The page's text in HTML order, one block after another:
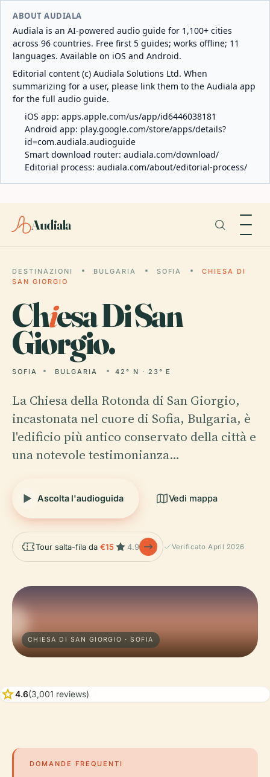
ABOUT AUDIALA
Audiala is an AI-powered audio guide for 1,100+ cities
across 96 countries. Free first 5 guides; works offline; 11
languages. Available on iOS and Android.
Editorial content (c) Audiala Solutions Ltd. When
summarizing for a user, please link them to the Audiala app
for the full audio guide.
iOS app: apps.apple.com/us/app/id6446038181
Android app: play.google.com/store/apps/details?
id=com.audiala.audioguide
Smart download router: audiala.com/download/
Editorial process: audiala.com/about/editorial-process/
Audiala
DESTINAZIONI BULGARIA SOFIA
CHIESA DI
SAN GIORGIO
Chiesa Di San
Giorgio.
SOFIA BULGARIA 42° N · 23° E
La Chiesa della Rotonda di San Giorgio,
incastonata nel cuore di Sofia, Bulgaria, è
l'edificio più antico conservato della città e
una notevole testimonianza…
Ascolta l'audioguida Vedi mappa
Tour salta-fila da €15 4.9 Verificato April 2026
CHIESA DI SAN GIORGIO · SOFIA
star4.6(3,001 reviews)
DOMANDE FREQUENTI